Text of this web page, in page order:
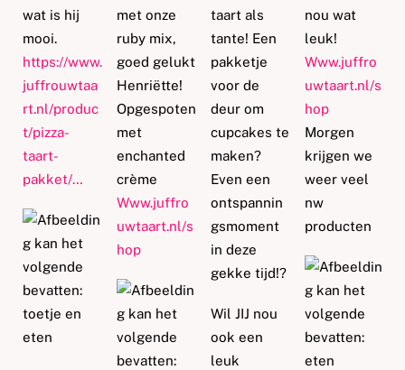
wat is hij
mooi.
https://www.
juffrouwtaa
rt.nl/produc
t/pizza-
taart-
pakket/…
met onze
ruby mix,
goed gelukt
Henriëtte!
Opgespoten
met
enchanted
crème
Www.juffro
uwtaart.nl/s
hop
taart als
tante! Een
pakketje
voor de
deur om
cupcakes te
maken?
Even een
ontspannin
gsmoment
in deze
gekke tijd!?
Wil JIJ nou
ook een
leuk
nou wat
leuk!
Www.juffro
uwtaart.nl/s
hop
Morgen
krijgen we
weer veel
nw
producten